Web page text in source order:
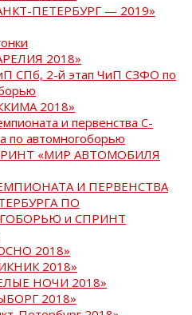
ПЕТЕРБУРГ — 2019»
2018»
СПб, 2-й этап ЧиП СЗФО по
2018»
и первенства С-
по автомногоборью
«МИР АВТОМОБИЛЯ
И ПЕРВЕНСТВА
ПО
и СПРИНТ
2018»
2018»
НОЧИ 2018»
2018»